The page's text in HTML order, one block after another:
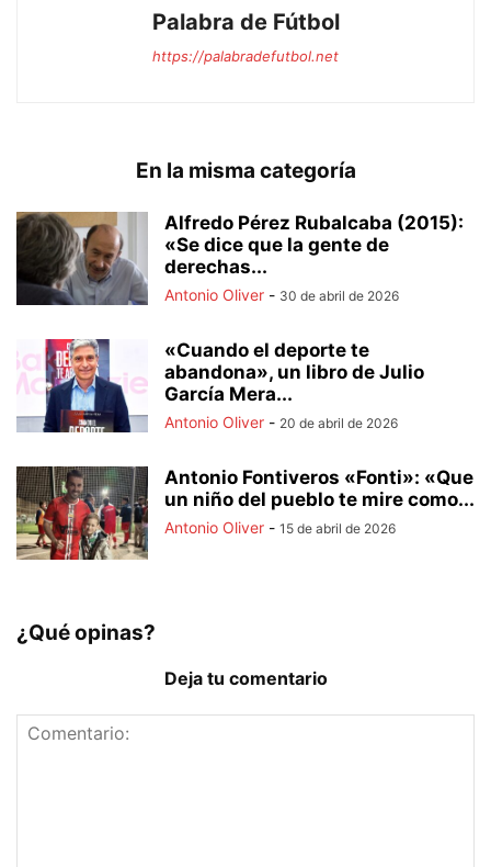
Palabra de Fútbol
https://palabradefutbol.net
En la misma categoría
Alfredo Pérez Rubalcaba (2015):
«Se dice que la gente de
derechas...
Antonio Oliver - 30 de abril de 2026
«Cuando el deporte te
abandona», un libro de Julio
García Mera...
Antonio Oliver - 20 de abril de 2026
Antonio Fontiveros «Fonti»: «Que
un niño del pueblo te mire como...
Antonio Oliver - 15 de abril de 2026
¿Qué opinas?
Deja tu comentario